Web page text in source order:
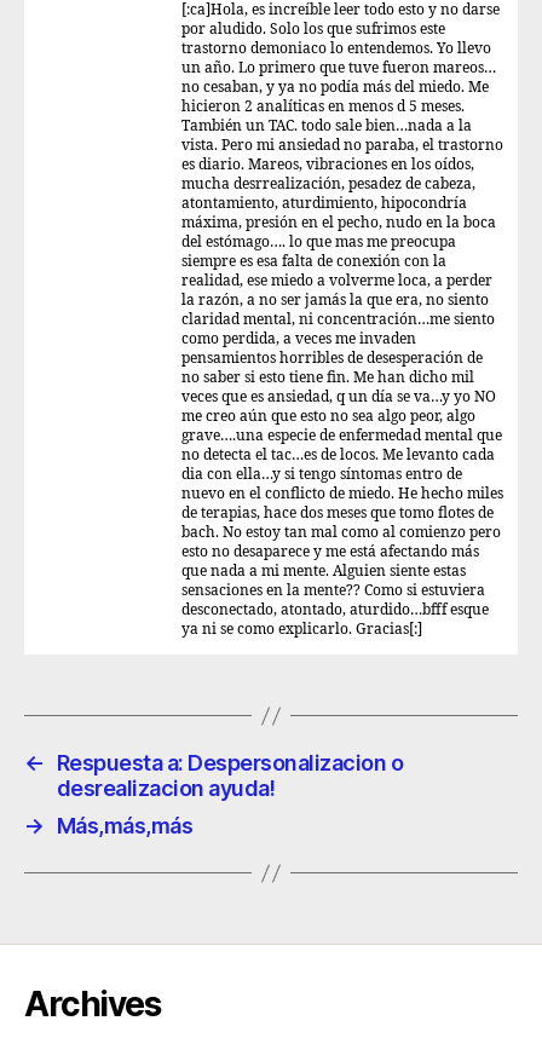
[:ca]Hola, es increíble leer todo esto y no darse
por aludido. Solo los que sufrimos este
trastorno demoniaco lo entendemos. Yo llevo
un año. Lo primero que tuve fueron mareos…
no cesaban, y ya no podía más del miedo. Me
hicieron 2 analíticas en menos d 5 meses.
También un TAC. todo sale bien…nada a la
vista. Pero mi ansiedad no paraba, el trastorno
es diario. Mareos, vibraciones en los oídos,
mucha desrrealización, pesadez de cabeza,
atontamiento, aturdimiento, hipocondría
máxima, presión en el pecho, nudo en la boca
del estómago…. lo que mas me preocupa
siempre es esa falta de conexión con la
realidad, ese miedo a volverme loca, a perder
la razón, a no ser jamás la que era, no siento
claridad mental, ni concentración…me siento
como perdida, a veces me invaden
pensamientos horribles de desesperación de
no saber si esto tiene fin. Me han dicho mil
veces que es ansiedad, q un día se va…y yo NO
me creo aún que esto no sea algo peor, algo
grave….una especie de enfermedad mental que
no detecta el tac…es de locos. Me levanto cada
dia con ella…y si tengo síntomas entro de
nuevo en el conflicto de miedo. He hecho miles
de terapias, hace dos meses que tomo flotes de
bach. No estoy tan mal como al comienzo pero
esto no desaparece y me está afectando más
que nada a mi mente. Alguien siente estas
sensaciones en la mente?? Como si estuviera
desconectado, atontado, aturdido…bfff esque
ya ni se como explicarlo. Gracias[:]
←
Respuesta a: Despersonalizacion o
desrealizacion ayuda!
→
Más,más,más
Archives